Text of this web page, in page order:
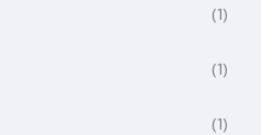
(1)
(1)
(1)